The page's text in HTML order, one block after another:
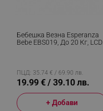
Бебешка Везна Esperanza
Bebe EBS019, До 20 Кг, LCD
ПЦД: 35.74 € / 69.90 лв.
19.99 € / 39.10 лв.
+ Добави